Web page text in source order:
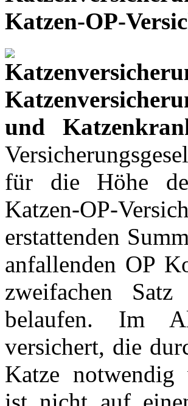
Katzen-OP-
und
für die Höhe
Katzen-OP-
erstattenden
anfallenden OP
zweifachen Satz
belaufen. Im
versichert, die
Katze notwendig